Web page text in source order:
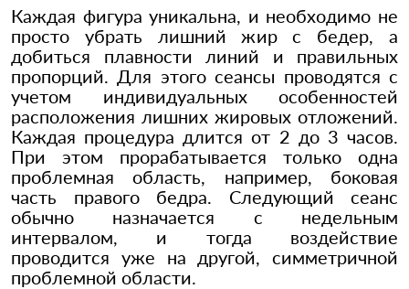
Каждая фигура уникальна, и необходимо не
просто убрать лишний жир с бедер, а
добиться плавности линий и правильных
пропорций. Для этого сеансы проводятся с
учетом индивидуальных особенностей
расположения лишних жировых отложений.
Каждая процедура длится от 2 до 3 часов.
При этом прорабатывается только одна
проблемная область, например, боковая
часть правого бедра. Следующий сеанс
обычно назначается с недельным
интервалом, и тогда воздействие
проводится уже на другой, симметричной
проблемной области.